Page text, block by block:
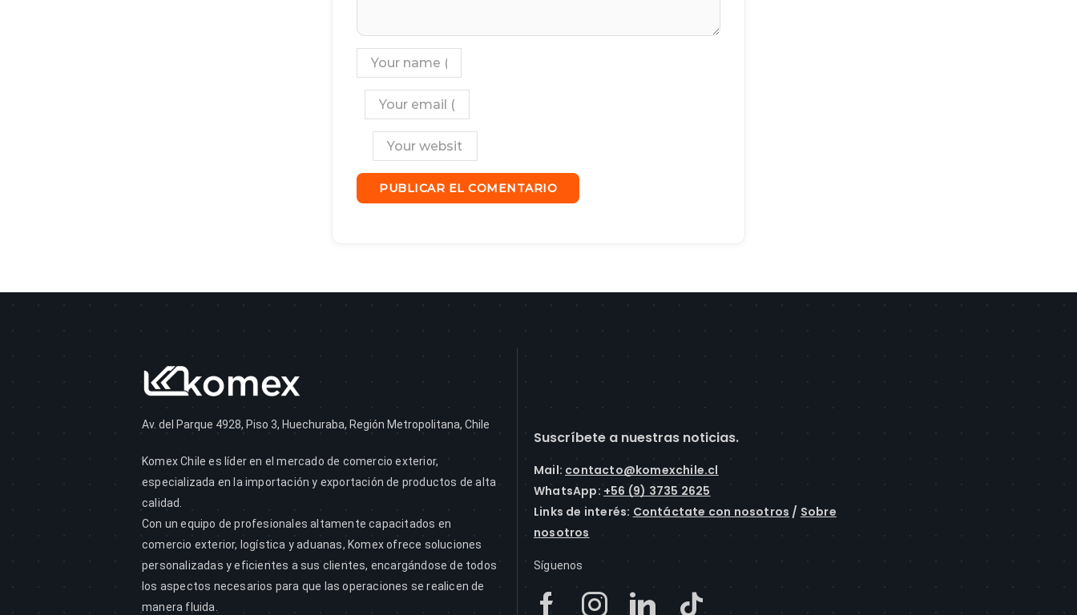
Av. del Parque 4928, Piso 3, Huechuraba, Región Metropolitana, Chile
Komex Chile es líder en el mercado de comercio exterior,
especializada en la importación y exportación de productos de alta
calidad.
Con un equipo de profesionales altamente capacitados en
comercio exterior, logística y aduanas, Komex ofrece soluciones
personalizadas y eficientes a sus clientes, encargándose de todos
los aspectos necesarios para que las operaciones se realicen de
manera fluida.
Suscríbete a nuestras noticias.
Mail: contacto@komexchile.cl
WhatsApp: +56 (9) 3735 2625
Links de interés: Contáctate con nosotros / Sobre
nosotros
Síguenos